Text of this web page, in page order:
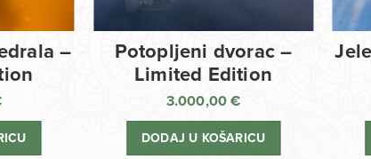
–
Potopljeni dvorac –
Limited Edition
3.000,00€
DODAJ U KOŠARICU